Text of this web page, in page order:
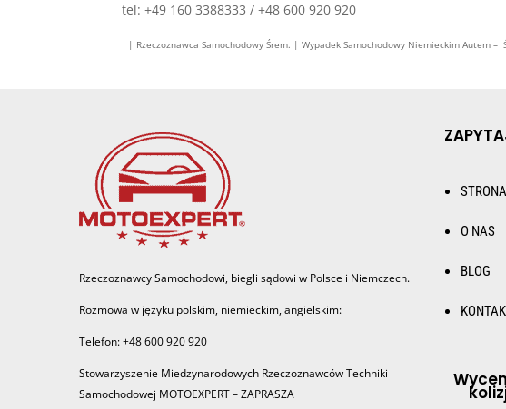
tel: +49 160 3388333 / +48 600 920 920
| Rzeczoznawca Samochodowy Śrem. | Wypadek Samochodowy Niemieckim
Rzeczoznawcy Samochodowi, biegli sądowi w Polsce i Niemczech.
Rozmowa w języku polskim, niemieckim, angielskim:
Telefon: +48 600 920 920
Stowarzyszenie Miedzynarodowych Rzeczoznawców Techniki
Samochodowej MOTOEXPERT – ZAPRASZA
O NAS
BLOG